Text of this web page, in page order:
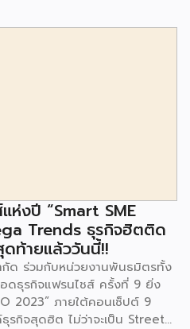
ธีส่งมอบโครงการปรับปรุงสถาน
วัยเรียน ชุมชนเกาะมุสลิม แขวง
ล้เคียง รวมถึงคณะครู ผู้ปกครอง
กก่อนวัยเรียน ชุมชนเกาะมุสลิม
รงการกำจัดมูลฝอยด้วยวิธีการ
หรือ CSR อื่นๆ อีกมากมาย กับ
ต่อเนื่อง อาทิ การลงพื้นที่
ห่งปี “Smart SME
Trends ธุรกิจฮิตติด
ดท้ายแล้ววันนี้!!
ด ร่วมกับหน่วยงานพันธมิตรทั้ง
ดธุรกิจแฟรนไชส์ ครั้งที่ 9 ยิ่ง
2023” ภายใต้คอนเซ็ปต์ 9
รกิจสุดฮิต ไม่ว่าจะเป็น Street